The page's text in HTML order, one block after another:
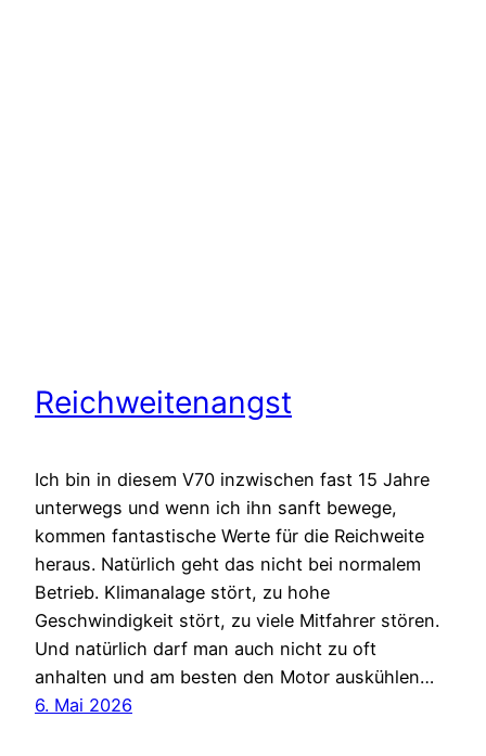
Reichweitenangst
Ich bin in diesem V70 inzwischen fast 15 Jahre
unterwegs und wenn ich ihn sanft bewege,
kommen fantastische Werte für die Reichweite
heraus. Natürlich geht das nicht bei normalem
Betrieb. Klimanalage stört, zu hohe
Geschwindigkeit stört, zu viele Mitfahrer stören.
Und natürlich darf man auch nicht zu oft
anhalten und am besten den Motor auskühlen…
6. Mai 2026